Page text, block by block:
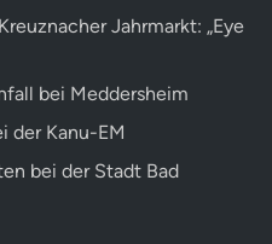
Jahrmarkt: „Eye
bei Meddersheim
der Kanu-EM
bei der Stadt Bad